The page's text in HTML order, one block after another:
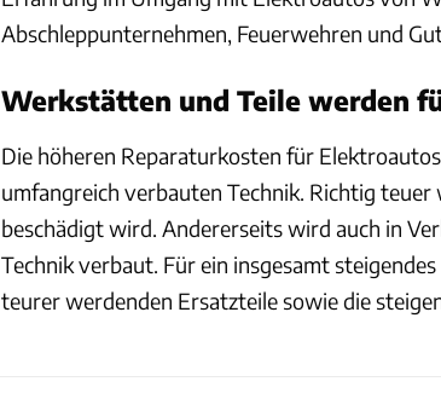
Abschleppunternehmen, Feuerwehren und
Werkstätten und Teile werden
Die höheren Reparaturkosten für
umfangreich verbauten Technik. Richtig
beschädigt wird. Andererseits wird auch in
Technik verbaut. Für ein insgesamt
teurer werdenden Ersatzteile sowie die